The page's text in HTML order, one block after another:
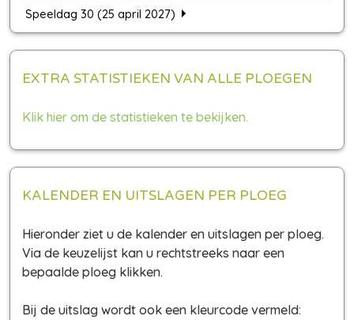
Speeldag 30 (25 april 2027)
EXTRA STATISTIEKEN VAN ALLE PLOEGEN
Klik hier om de statistieken te bekijken.
KALENDER EN UITSLAGEN PER PLOEG
Hieronder ziet u de kalender en uitslagen per ploeg.
Via de keuzelijst kan u rechtstreeks naar een
bepaalde ploeg klikken.
Bij de uitslag wordt ook een kleurcode vermeld: